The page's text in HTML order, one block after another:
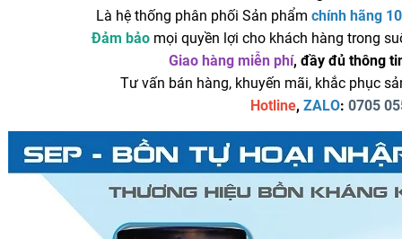
Là hệ thống phân phối Sản phẩm chính hãng
Đảm bảo mọi quyền lợi cho khách hàng trong
Giao hàng miễn phí, đầy đủ thông
Tư vấn bán hàng, khuyến mãi, khắc phục
Hotline,ZALO:0705